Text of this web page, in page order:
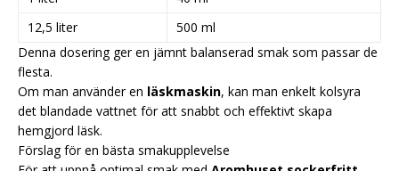
12,5 liter
500 ml
Denna dosering ger en jämnt balanserad smak som passar de
flesta.
Om man använder en läskmaskin, kan man enkelt kolsyra
det blandade vattnet för att snabbt och effektivt skapa
hemgjord läsk.
Förslag för en bästa smakupplevelse